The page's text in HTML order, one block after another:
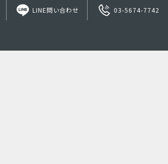
LINE問い合わせ 03-5674-7742